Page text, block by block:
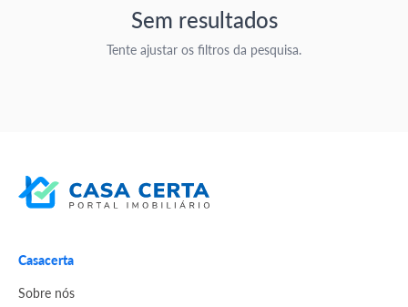
Sem resultados
Tente ajustar os filtros da pesquisa.
Casacerta
Sobre nós